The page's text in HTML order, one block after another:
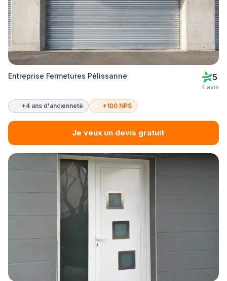
Entreprise Fermetures Pélissanne 5
4 avis
+4 ans d'ancienneté +100 NPS
Je veux un devis gratuit